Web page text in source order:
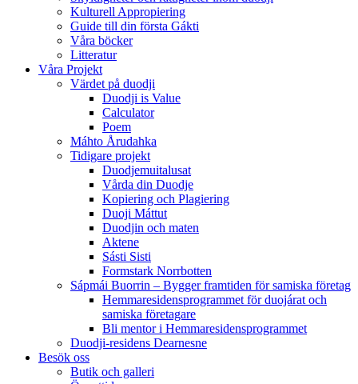
Kulturell Appropiering
Guide till din första Gákti
Våra böcker
Litteratur
Våra Projekt
Värdet på duodji​
Duodji is Value
Calculator
Poem
Máhto Årudahka
Tidigare projekt
Duodjemuitalusat
Vårda din Duodje
Kopiering och Plagiering
Duoji Máttut
Duodjin och maten
Aktene
Sásti Sisti
Formstark Norrbotten
Sápmái Buorrin – Bygger framtiden för samiska företag
Hemmaresidensprogrammet för duojárat och
samiska företagare​
Bli mentor i Hemmaresidensprogrammet
Duodji-residens Dearnesne
Besök oss
Butik och galleri